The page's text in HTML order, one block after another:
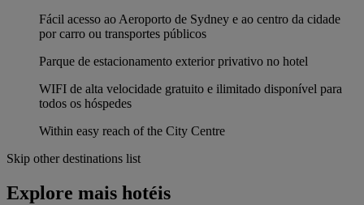
Fácil acesso ao Aeroporto de Sydney e ao centro da cidade
por carro ou transportes públicos
Parque de estacionamento exterior privativo no hotel
WIFI de alta velocidade gratuito e ilimitado disponível para
todos os hóspedes
Within easy reach of the City Centre
Skip other destinations list
Explore mais hotéis